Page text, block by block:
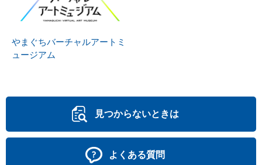
やまぐちバーチャルアートミ
ュージアム
見つからないときは
よくある質問